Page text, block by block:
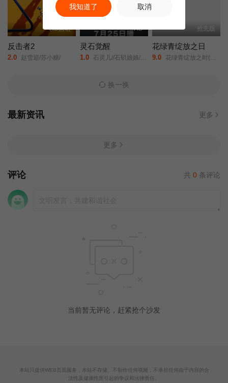
HD国语
反击者2
2.0 赵雪迎/苏小糖/
HD
灵石觉醒
1.0 石灵儿//石矶娘娘/太白金星/牛魔王/
抢先版
花绿青绽放之日
9.0 花绿青绽放之时(港/台)/新的黎明/A New Dawn/Une aube nouvelle/
换一换
最新资讯 更多
更多
评论 共 0 条评论
当前暂无评论，赶紧抢个沙发
本站只提供WEB页面服务，本站不存储、不制作任何视频，不承担任何由于内容的合
法性及健康性所引起的争议和法律责任。
我知道了 取消